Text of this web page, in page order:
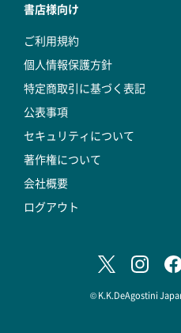
書店様向け
ご利用規約
個人情報保護方針
特定商取引に基づく表記
公表事項
セキュリティについて
著作権について
会社概要
ログアウト
© K.K.DeAgostini